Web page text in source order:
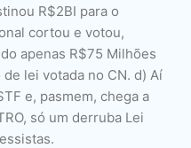
R$2BI para o
cortou e votou,
apenas R$75 Milhões
lei votada no CN. d) Aí
e, pasmem, chega a
só um derruba Lei